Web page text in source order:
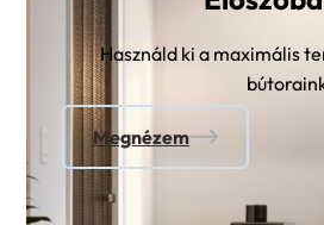
Használd ki a maximális
Megnézem